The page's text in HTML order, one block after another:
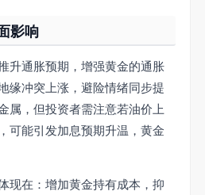
影响
升通胀预期，增强黄金的通胀
缘冲突上涨，避险情绪同步提
属，但投资者需注意若油价上
可能引发加息预期升温，黄金
现在：增加黄金持有成本，抑